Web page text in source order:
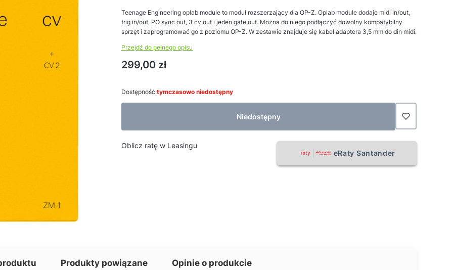
Teenage Engineering oplab module to moduł rozszerzający dla OP-Z. Oplab module dodaje midi in/out,
trig in/out, PO sync out, 3 cv out i jeden gate out. Można do niego podłączyć dowolny kompatybilny
sprzęt i zaprogramować go z poziomu OP-Z. W zestawie znajduje się kabel adaptera 3,5 mm do din midi.
Przejdź do pełnego opisu
Cena
299,00 zł
Dostępność:tymczasowo niedostępny
Niedostępny
Oblicz ratę w Leasingu
eRaty Santander
Produkty powiązane Opinie o produkcie